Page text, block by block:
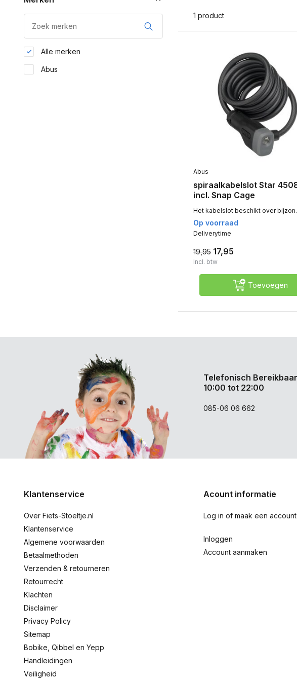
Alle merken
Abus
1 product
Abus
spiraalkabelslot Star
incl. Snap Cage
Het kabelslot beschikt over
Op voorraad
Deliverytime
19,95 17,95
Incl. btw
Toevoegen
Telefonisch Bereikbaar
10:00 tot 22:00
085-06 06 662
Klantenservice
Over Fiets-Stoeltje.nl
Klantenservice
Algemene voorwaarden
Betaalmethoden
Verzenden & retourneren
Retourrecht
Klachten
Disclaimer
Privacy Policy
Sitemap
Bobike, Qibbel en Yepp
Handleidingen
Veiligheid
Acount informatie
Log in of maak een account
Inloggen
Account aanmaken